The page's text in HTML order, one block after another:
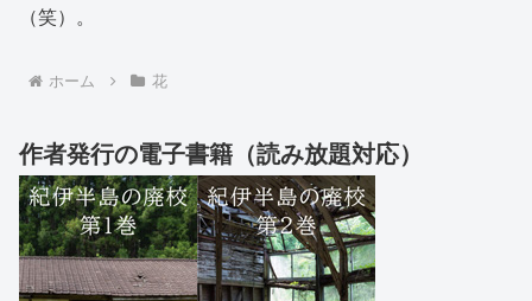
（笑）。
ホーム 花
作者発行の電子書籍（読み放題対応）